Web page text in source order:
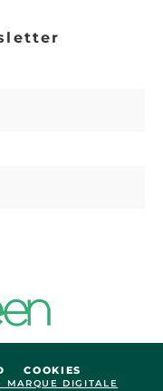
MARQUE DIGITALE
COOKIES